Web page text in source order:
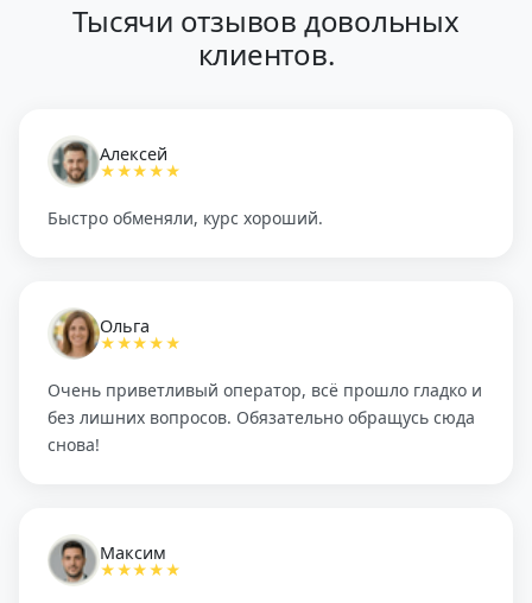
Тысячи отзывов довольных
клиентов.
Алексей
★★★★★
Быстро обменяли, курс хороший.
Ольга
★★★★★
Очень приветливый оператор, всё прошло гладко и
без лишних вопросов. Обязательно обращусь сюда
снова!
Максим
★★★★★